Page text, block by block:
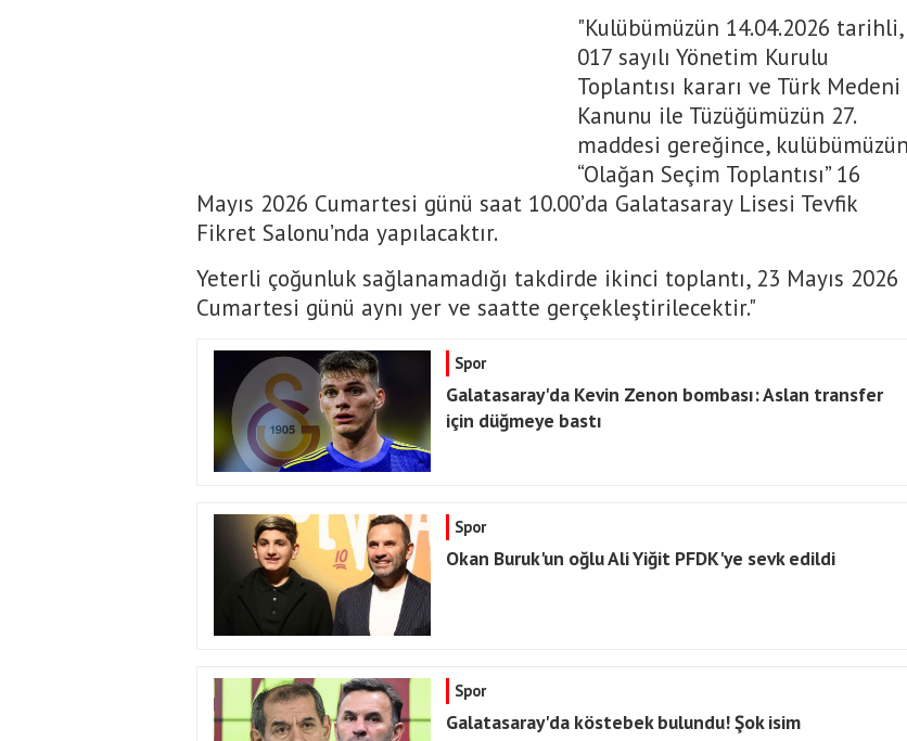
"Kulübümüzün 14.04.2026 tarihli,
017 sayılı Yönetim Kurulu
Toplantısı kararı ve Türk Medeni
Kanunu ile Tüzüğümüzün 27.
maddesi gereğince, kulübümüzün
“Olağan Seçim Toplantısı” 16
Mayıs 2026 Cumartesi günü saat 10.00’da Galatasaray Lisesi Tevfik
Fikret Salonu’nda yapılacaktır.
Yeterli çoğunluk sağlanamadığı takdirde ikinci toplantı, 23 Mayıs 2026
Cumartesi günü aynı yer ve saatte gerçekleştirilecektir."
Spor
Galatasaray'da Kevin Zenon bombası: Aslan transfer
için düğmeye bastı
Spor
Okan Buruk'un oğlu Ali Yiğit PFDK'ye sevk edildi
Spor
Galatasaray'da köstebek bulundu! Şok isim